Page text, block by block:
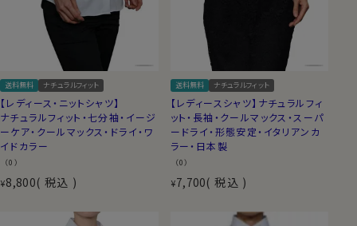
送料無料 ナチュラルフィット
【レディース・ニットシャツ】
ナチュラルフィット・七分袖・イージ
ーケア・クールマックス・ドライ・ワ
イドカラー
（0）
¥8,800 税込
送料無料 ナチュラルフィット
【レディースシャツ】ナチュラルフィ
ット・長袖・クールマックス・スーパ
ードライ・形態安定・イタリアンカ
ラー・日本製
（0）
¥7,700 税込